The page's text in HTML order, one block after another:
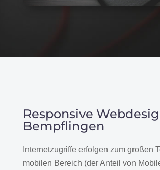
Responsive
Bempflingen
Internetzugriffe erfolgen zum großen
mobilen Bereich (der Anteil von